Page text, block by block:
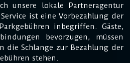
unsere lokale Partneragentur
ist eine Vorbezahlung der
inbegriffen. Gäste,
bevorzugen, müssen
die Schlange zur Bezahlung der
stehen.